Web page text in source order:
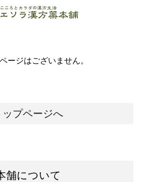
ージはございません。
ップページへ
舗について